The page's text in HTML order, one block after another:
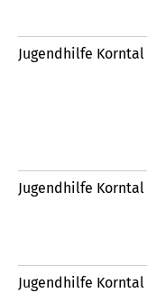
Jugendhilfe Korntal
Jugendhilfe Korntal
Jugendhilfe Korntal